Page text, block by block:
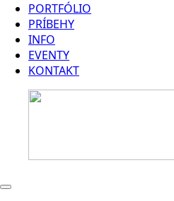
PORTFÓLIO
PRÍBEHY
INFO
EVENTY
KONTAKT